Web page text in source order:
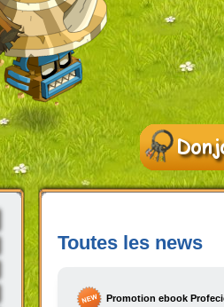
Toutes les news
Promotion ebook